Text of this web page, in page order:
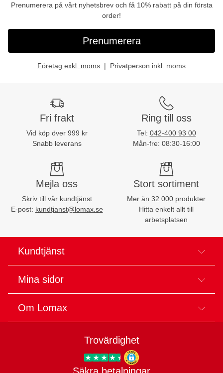
Prenumerera på vårt nyhetsbrev och få 10% rabatt på din första
order!
Prenumerera
Företag exkl. moms Privatperson inkl. moms
Fri frakt
Vid köp över 999 kr
Snabb leverans
Ring till oss
Tel: 042-400 93 00
Mån-fre: 08:30-16:00
Mejla oss
Skriv till vår kundtjänst
E-post: kundtjanst@lomax.se
Stort sortiment
Mer än 32 000 produkter
Hitta enkelt allt till
arbetsplatsen
Kundtjänst
Mina sidor
Om Lomax
Trovärdighet
Trygg E-handel